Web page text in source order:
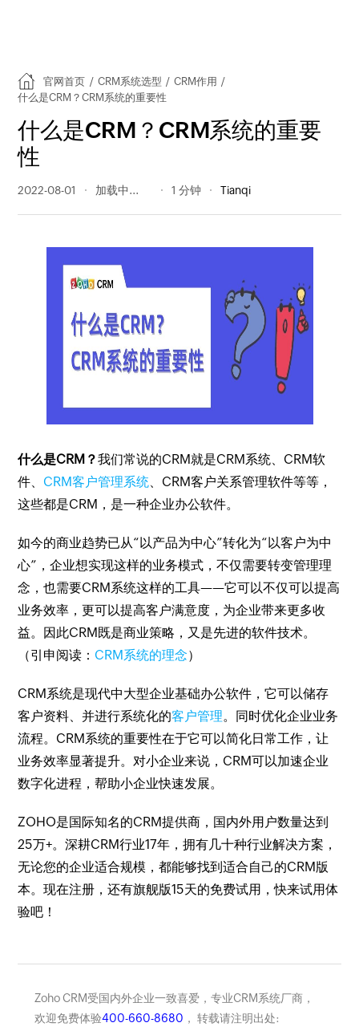
官网首页 / CRM系统选型 / CRM作用 /
什么是CRM？CRM系统的重要性
什么是CRM？CRM系统的重要
性
2022-08-01 620 阅读量 1 分钟 Tianqi
什么是CRM？我们常说的CRM就是CRM系统、CRM软
件、 CRM客户管理系统、CRM客户关系管理软件等等，
这些都是CRM，是一种企业办公软件。
如今的商业趋势已从“以产品为中心”转化为“以客户为中
心”，企业想实现这样的业务模式，不仅需要转变管理理
念，也需要CRM系统这样的工具——它可以不仅可以提高
业务效率，更可以提高客户满意度，为企业带来更多收
益。因此CRM既是商业策略，又是先进的软件技术。
（引申阅读： CRM系统的理念）
CRM系统是现代中大型企业基础办公软件，它可以储存
客户资料、并进行系统化的客户管理。同时优化企业业务
流程。CRM系统的重要性在于它可以简化日常工作，让
业务效率显著提升。对小企业来说，CRM可以加速企业
数字化进程，帮助小企业快速发展。
ZOHO是国际知名的CRM提供商，国内外用户数量达到
25万+。深耕CRM行业17年，拥有几十种行业解决方案，
无论您的企业适合规模，都能够找到适合自己的CRM版
本。现在注册，还有旗舰版15天的免费试用，快来试用体
验吧！
Zoho CRM受国内外企业一致喜爱，专业CRM系统厂商，
欢迎免费体验400-660-8680 ， 转载请注明出处: